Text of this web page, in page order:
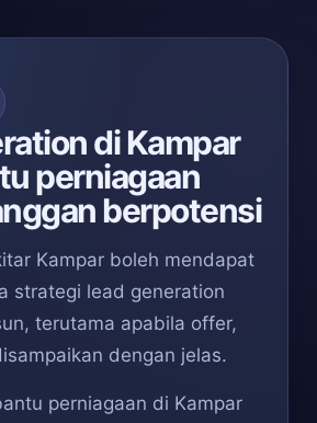
di Kampar
perniagaan
berpotensi
Kampar boleh mendapat
strategi lead generation
terutama apabila offer,
dengan jelas.
perniagaan di Kampar